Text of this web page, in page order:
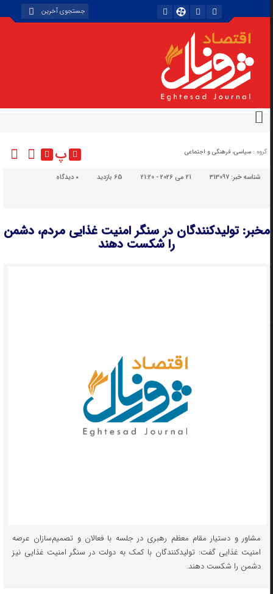
گروه : سیاسی، فرهنگی و اجتماعی پ
شناسه خبر:313097 21 می 2026 - 21:20 65 بازدید دیدگاه
مخبر: تولیدکنندگان در سنگر امنیت غذایی مردم، دشمن
را شکست دهند
مشاور و دستیار مقام معظم رهبری در جلسه با فعالان و تصمیم‌سازان عرصه
امنیت غذایی گفت: تولیدکنندگان با کمک به دولت در سنگر امنیت غذایی نیز
دشمن را شکست دهند.